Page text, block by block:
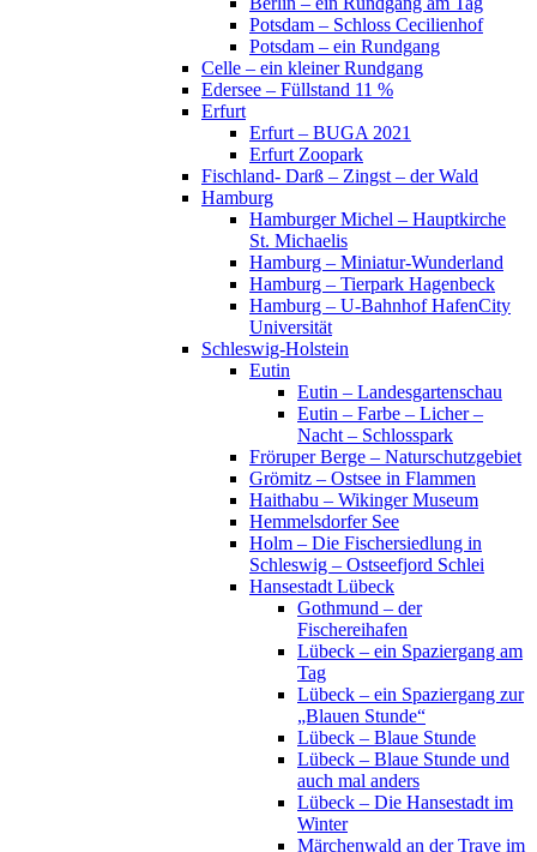
Potsdam – Schloss Cecilienhof
Potsdam – ein Rundgang
Celle – ein kleiner Rundgang
Edersee – Füllstand 11 %
Erfurt
Erfurt – BUGA 2021
Erfurt Zoopark
Fischland- Darß – Zingst – der Wald
Hamburg
Hamburger Michel – Hauptkirche
St. Michaelis
Hamburg – Miniatur-Wunderland
Hamburg – Tierpark Hagenbeck
Hamburg – U-Bahnhof HafenCity
Universität
Schleswig-Holstein
Eutin
Eutin – Landesgartenschau
Eutin – Farbe – Licher –
Nacht – Schlosspark
Fröruper Berge – Naturschutzgebiet
Grömitz – Ostsee in Flammen
Haithabu – Wikinger Museum
Hemmelsdorfer See
Holm – Die Fischersiedlung in
Schleswig – Ostseefjord Schlei
Hansestadt Lübeck
Gothmund – der
Fischereihafen
Lübeck – ein Spaziergang am
Tag
Lübeck – ein Spaziergang zur
„Blauen Stunde“
Lübeck – Blaue Stunde
Lübeck – Blaue Stunde und
auch mal anders
Lübeck – Die Hansestadt im
Winter
Märchenwald an der Trave im